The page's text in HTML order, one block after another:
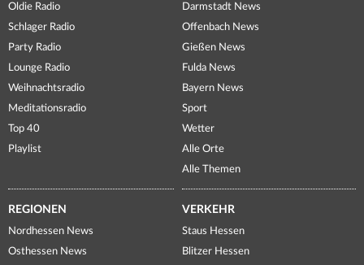
Oldie Radio
Schlager Radio
Party Radio
Lounge Radio
Weihnachtsradio
Meditationsradio
Top 40
Playlist
Darmstadt News
Offenbach News
Gießen News
Fulda News
Bayern News
Sport
Wetter
Alle Orte
Alle Themen
REGIONEN
Nordhessen News
Osthessen News
VERKEHR
Staus Hessen
Blitzer Hessen